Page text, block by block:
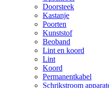
Doorsteek
Kastanje
Poorten
Kunststof
Beoband
Lint en koord
Lint
Koord
Permanentkabel
Schrikstroom